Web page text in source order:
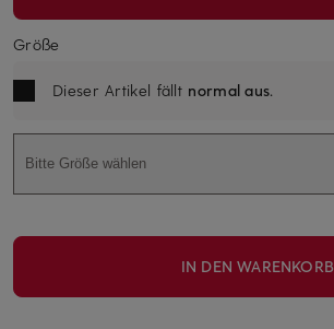
Größe
Dieser Artikel fällt normal aus.
Bitte Größe wählen
IN DEN WARENKORB